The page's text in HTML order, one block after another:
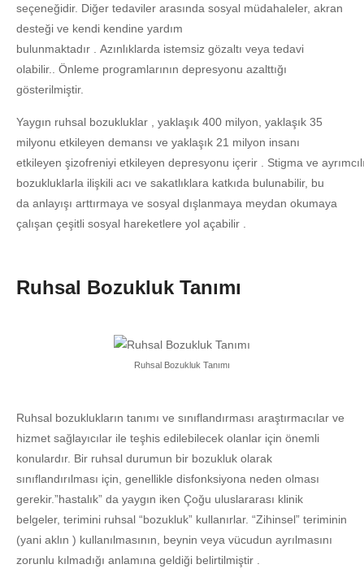
seçeneğidir. Diğer tedaviler arasında sosyal müdahaleler, akran
desteği ve kendi kendine yardım
bulunmaktadır . Azınlıklarda istemsiz gözaltı veya tedavi
olabilir.. Önleme programlarının depresyonu azalttığı
gösterilmiştir.
Yaygın ruhsal bozukluklar , yaklaşık 400 milyon, yaklaşık 35
milyonu etkileyen demansı ve yaklaşık 21 milyon insanı
etkileyen şizofreniyi etkileyen depresyonu içerir . Stigma ve
bozukluklarla ilişkili acı ve sakatlıklara katkıda bulunabilir, bu
da anlayışı arttırmaya ve sosyal dışlanmaya meydan okumaya
çalışan çeşitli sosyal hareketlere yol açabilir .
Ruhsal Bozukluk Tanımı
Ruhsal Bozukluk Tanımı
Ruhsal bozuklukların tanımı ve sınıflandırması araştırmacılar ve
hizmet sağlayıcılar ile teşhis edilebilecek olanlar için önemli
konulardır. Bir ruhsal durumun bir bozukluk olarak
sınıflandırılması için, genellikle disfonksiyona neden olması
gerekir.”hastalık” da yaygın iken Çoğu uluslararası klinik
belgeler, terimini ruhsal “bozukluk” kullanırlar. “Zihinsel” teriminin
(yani aklın ) kullanılmasının, beynin veya vücudun ayrılmasını
zorunlu kılmadığı anlamına geldiği belirtilmiştir .